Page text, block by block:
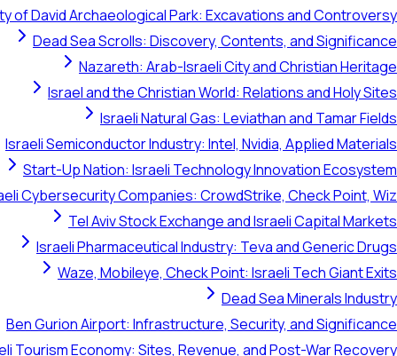
of David Archaeological Park: Excavations and Controversy
Dead Sea Scrolls: Discovery, Contents, and Significance
Nazareth: Arab-Israeli City and Christian Heritage
Israel and the Christian World: Relations and Holy Sites
Israeli Natural Gas: Leviathan and Tamar Fields
Israeli Semiconductor Industry: Intel, Nvidia, Applied Materials
Start-Up Nation: Israeli Technology Innovation Ecosystem
Cybersecurity Companies: CrowdStrike, Check Point, Wiz
Tel Aviv Stock Exchange and Israeli Capital Markets
Israeli Pharmaceutical Industry: Teva and Generic Drugs
Waze, Mobileye, Check Point: Israeli Tech Giant Exits
Dead Sea Minerals Industry
Ben Gurion Airport: Infrastructure, Security, and Significance
Tourism Economy: Sites, Revenue, and Post-War Recovery